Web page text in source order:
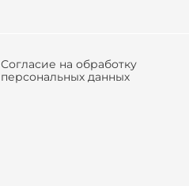
Согласие на обработку
персональных данных